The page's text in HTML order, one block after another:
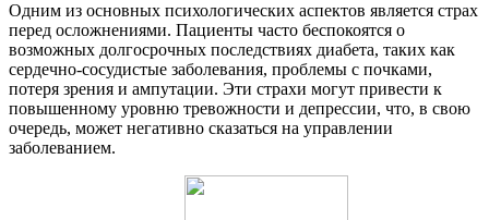
Одним из основных психологических аспектов является страх
перед осложнениями. Пациенты часто беспокоятся о
возможных долгосрочных последствиях диабета, таких как
сердечно-сосудистые заболевания, проблемы с почками,
потеря зрения и ампутации. Эти страхи могут привести к
повышенному уровню тревожности и депрессии, что, в свою
очередь, может негативно сказаться на управлении
заболеванием.